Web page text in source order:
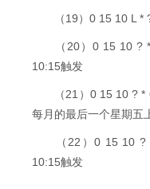
（19）0 15 10 L *
（20）0 15 10 ? *
10:15触发
（21）0 15 10 ? *
每月的最后一个星期五
（22）0 15 10 ?
10:15触发